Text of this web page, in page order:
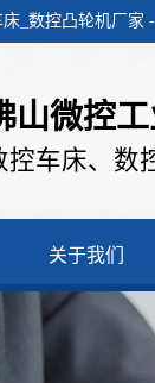
_数控凸轮机厂家
山微控
控车床、数
关于我们